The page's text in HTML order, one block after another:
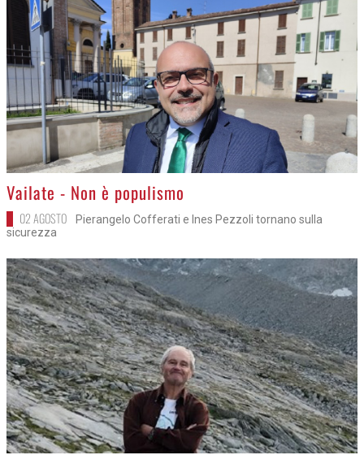
>
Vailate - Non è populismo
02 AGOSTO
Pierangelo Cofferati e Ines Pezzoli tornano sulla
sicurezza